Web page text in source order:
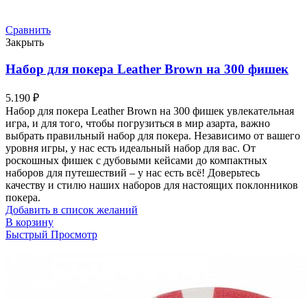
Сравнить
Закрыть
Набор для покера Leather Brown на 300 фишек
5.190 ₽
Набор для покера Leather Brown на 300 фишек увлекательная
игра, и для того, чтобы погрузиться в мир азарта, важно
выбрать правильный набор для покера. Независимо от вашего
уровня игры, у нас есть идеальный набор для вас. От
роскошных фишек с дубовыми кейсами до компактных
наборов для путешествий – у нас есть всё! Доверьтесь
качеству и стилю наших наборов для настоящих поклонников
покера.
Добавить в список желаний
В корзину
Быстрый Просмотр